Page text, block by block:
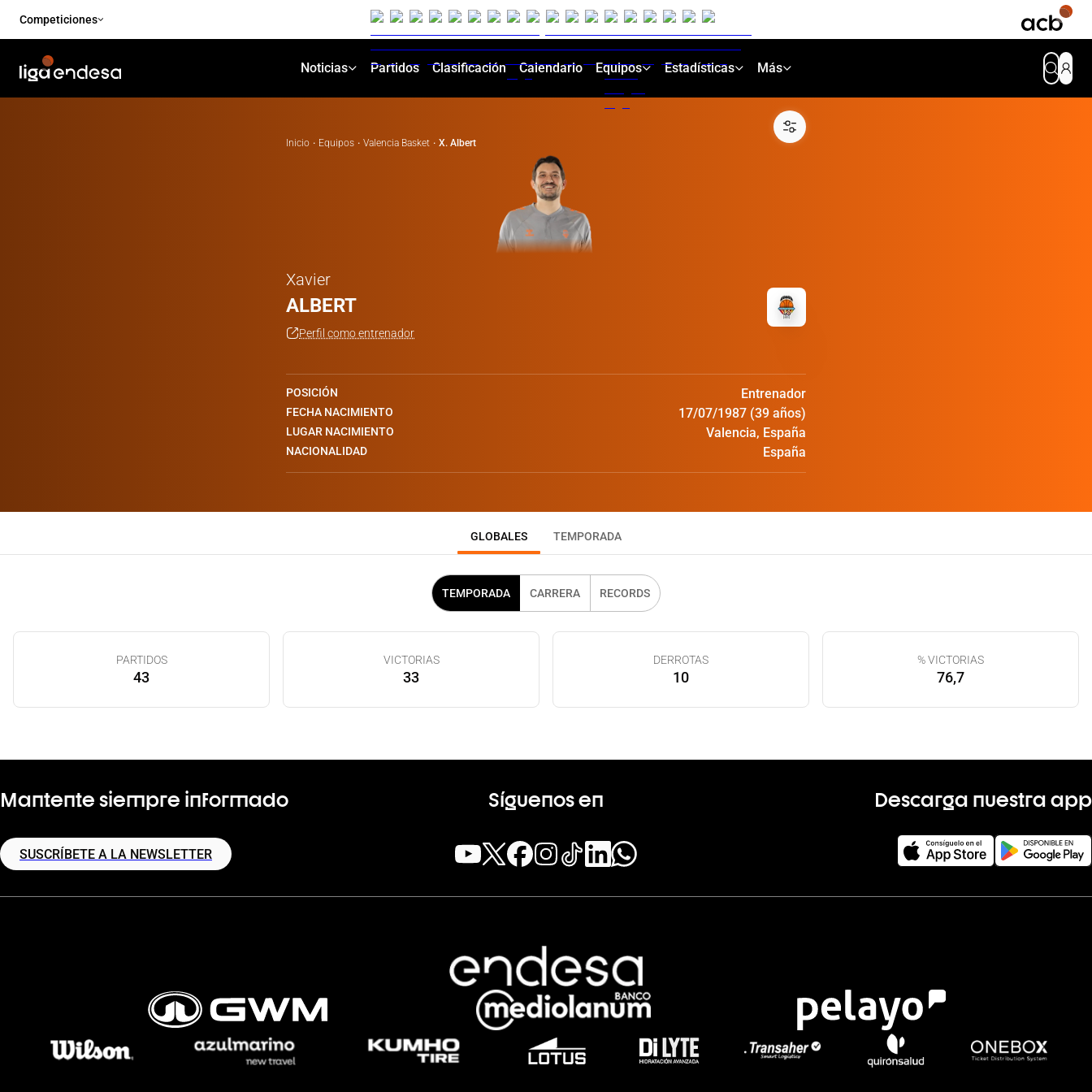
Competiciones
Noticias Partidos Clasificación Calendario Equipos Estadísticas Más
Inicio · Equipos · Valencia Basket · X. Albert
Xavier
ALBERT
Perfil como entrenador
POSICIÓN Entrenador
FECHA NACIMIENTO 17/07/1987 (39 años)
LUGAR NACIMIENTO Valencia, España
NACIONALIDAD España
GLOBALES TEMPORADA
TEMPORADA CARRERA RECORDS
PARTIDOS
43
VICTORIAS
33
DERROTAS
10
% VICTORIAS
76,7
Mantente siempre informado
SUSCRÍBETE A LA NEWSLETTER
Síguenos en Descarga nuestra app